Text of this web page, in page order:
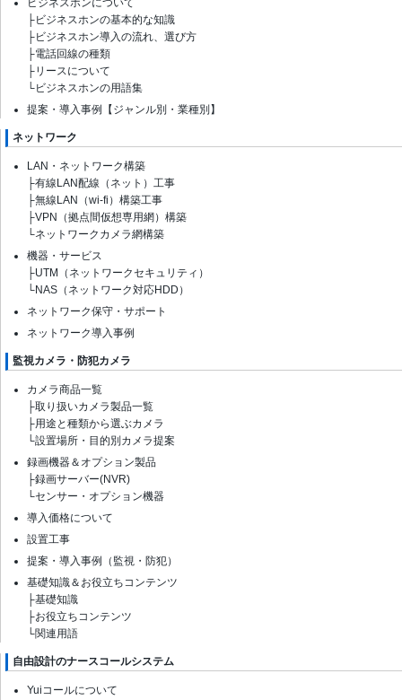
ビジネスホンについて
├ビジネスホンの基本的な知識
├ビジネスホン導入の流れ、選び方
├電話回線の種類
├リースについて
└ビジネスホンの用語集
提案・導入事例【ジャンル別・業種別】
ネットワーク
LAN・ネットワーク構築
├有線LAN配線（ネット）工事
├無線LAN（wi-fi）構築工事
├VPN（拠点間仮想専用網）構築
└ネットワークカメラ網構築
機器・サービス
├UTM（ネットワークセキュリティ）
└NAS（ネットワーク対応HDD）
ネットワーク保守・サポート
ネットワーク導入事例
監視カメラ・防犯カメラ
カメラ商品一覧
├取り扱いカメラ製品一覧
├用途と種類から選ぶカメラ
└設置場所・目的別カメラ提案
録画機器＆オプション製品
├録画サーバー(NVR)
└センサー・オプション機器
導入価格について
設置工事
提案・導入事例（監視・防犯）
基礎知識＆お役立ちコンテンツ
├基礎知識
├お役立ちコンテンツ
└関連用語
自由設計のナースコールシステム
Yuiコールについて